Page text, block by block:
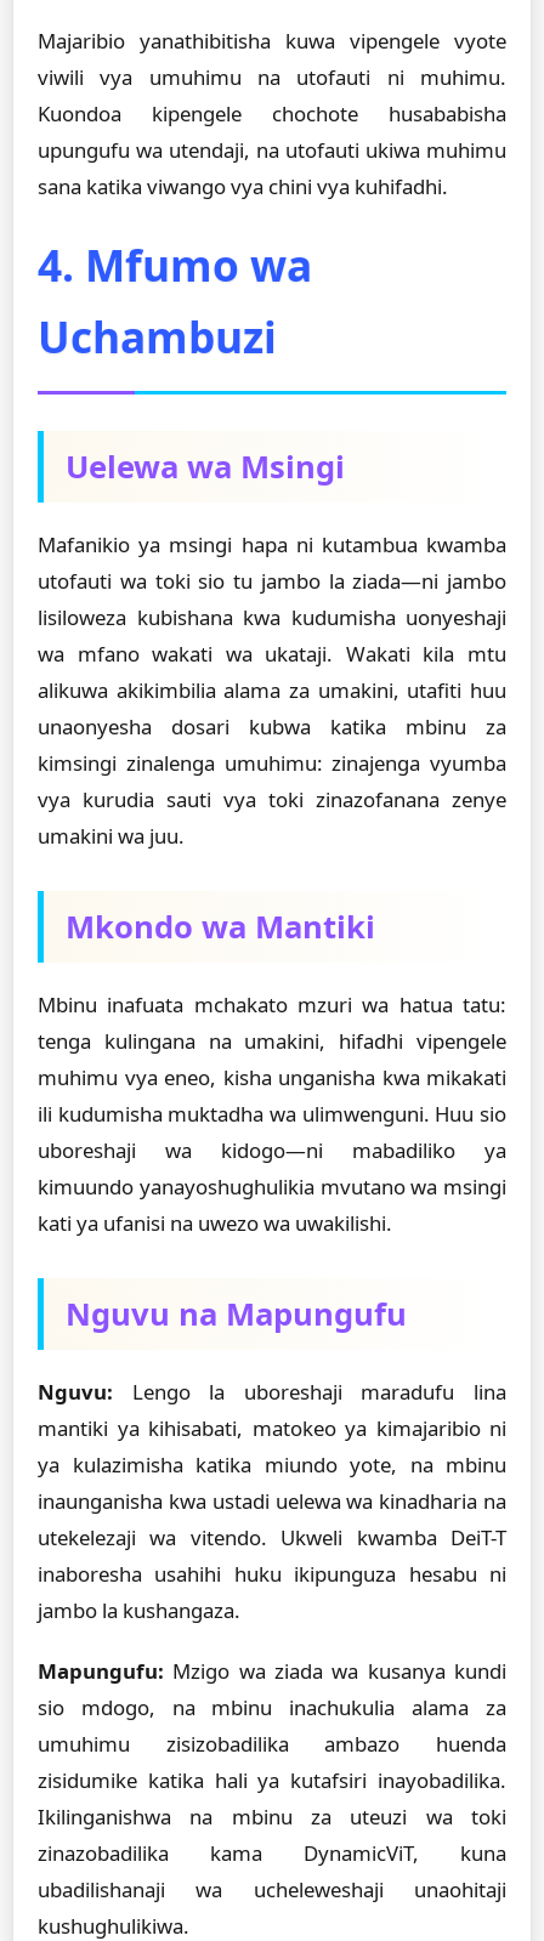
Majaribio yanathibitisha kuwa vipengele vyote
viwili vya umuhimu na utofauti ni muhimu.
Kuondoa kipengele chochote husababisha
upungufu wa utendaji, na utofauti ukiwa muhimu
sana katika viwango vya chini vya kuhifadhi.
4. Mfumo wa
Uchambuzi
Uelewa wa Msingi
Mafanikio ya msingi hapa ni kutambua kwamba
utofauti wa toki sio tu jambo la ziada—ni jambo
lisiloweza kubishana kwa kudumisha uonyeshaji
wa mfano wakati wa ukataji. Wakati kila mtu
alikuwa akikimbilia alama za umakini, utafiti huu
unaonyesha dosari kubwa katika mbinu za
kimsingi zinalenga umuhimu: zinajenga vyumba
vya kurudia sauti vya toki zinazofanana zenye
umakini wa juu.
Mkondo wa Mantiki
Mbinu inafuata mchakato mzuri wa hatua tatu:
tenga kulingana na umakini, hifadhi vipengele
muhimu vya eneo, kisha unganisha kwa mikakati
ili kudumisha muktadha wa ulimwenguni. Huu sio
uboreshaji wa kidogo—ni mabadiliko ya
kimuundo yanayoshughulikia mvutano wa msingi
kati ya ufanisi na uwezo wa uwakilishi.
Nguvu na Mapungufu
Nguvu: Lengo la uboreshaji maradufu lina
mantiki ya kihisabati, matokeo ya kimajaribio ni
ya kulazimisha katika miundo yote, na mbinu
inaunganisha kwa ustadi uelewa wa kinadharia na
utekelezaji wa vitendo. Ukweli kwamba DeiT-T
inaboresha usahihi huku ikipunguza hesabu ni
jambo la kushangaza.
Mapungufu: Mzigo wa ziada wa kusanya kundi
sio mdogo, na mbinu inachukulia alama za
umuhimu zisizobadilika ambazo huenda
zisidumike katika hali ya kutafsiri inayobadilika.
Ikilinganishwa na mbinu za uteuzi wa toki
zinazobadilika kama DynamicViT, kuna
ubadilishanaji wa ucheleweshaji unaohitaji
kushughulikiwa.